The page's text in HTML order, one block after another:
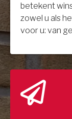
betekent
zowel u als
voor u: van